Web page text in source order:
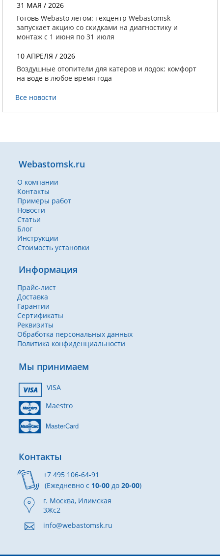
31 МАЯ / 2026
Готовь Webasto летом: техцентр Webastomsk
запускает акцию со скидками на диагностику и
монтаж с 1 июня по 31 июля
10 АПРЕЛЯ / 2026
Воздушные отопители для катеров и лодок: комфорт
на воде в любое время года
Все новости
Webastomsk.ru
О компании
Контакты
Примеры работ
Новости
Статьи
Блог
Инструкции
Стоимость установки
Информация
Прайс-лист
Доставка
Гарантии
Сертификаты
Реквизиты
Обработка персональных данных
Политика конфиденциальности
Мы принимаем
VISA
Maestro
MasterCard
Контакты
+7 495 106-64-91
(Ежедневно с 10-00 до 20-00)
г. Москва, Илимская
3Жс2
info@webastomsk.ru